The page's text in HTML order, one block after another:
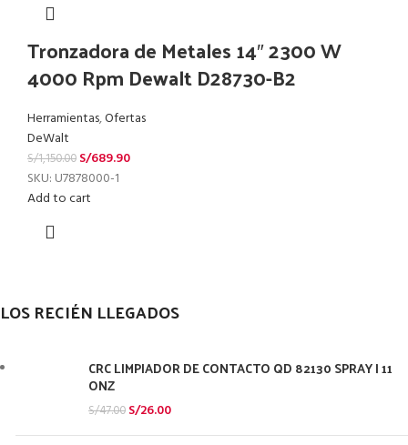
Tronzadora de Metales 14″ 2300 W
4000 Rpm Dewalt D28730-B2
Herramientas,Ofertas
DeWalt
S/1,150.00 S/689.90
SKU: U7878000-1
Add to cart
LOS RECIÉN LLEGADOS
CRC LIMPIADOR DE CONTACTO QD 82130 SPRAY | 11
ONZ
S/47.00 S/26.00